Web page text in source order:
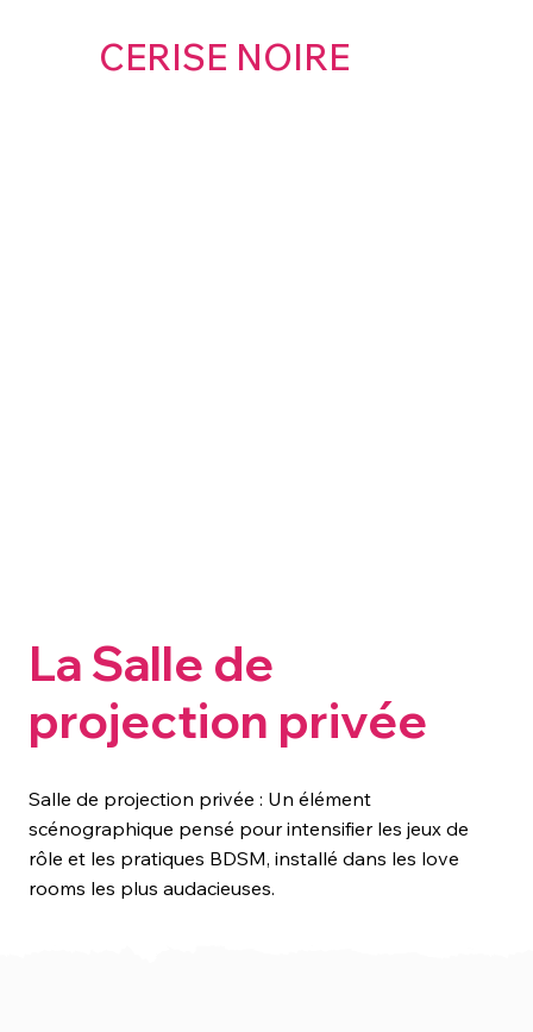
CERISE NOIRE
La Salle de
projection privée
Salle de projection privée : Un élément
scénographique pensé pour intensifier les jeux de
rôle et les pratiques BDSM, installé dans les love
rooms les plus audacieuses.